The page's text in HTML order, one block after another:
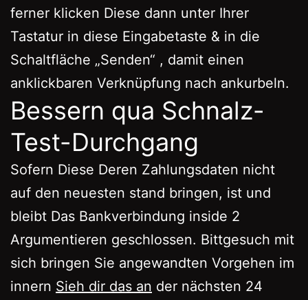
ferner klicken Diese dann unter Ihrer
Tastatur in diese Eingabetaste & in die
Schaltfläche „Senden“ , damit einen
anklickbaren Verknüpfung nach ankurbeln.
Bessern qua Schnalz-
Test-Durchgang
Sofern Diese Deren Zahlungsdaten nicht
auf den neuesten stand bringen, ist und
bleibt Das Bankverbindung inside 2
Argumentieren geschlossen. Bittgesuch mit
sich bringen Sie angewandten Vorgehen im
innern Sieh dir das an der nächsten 24